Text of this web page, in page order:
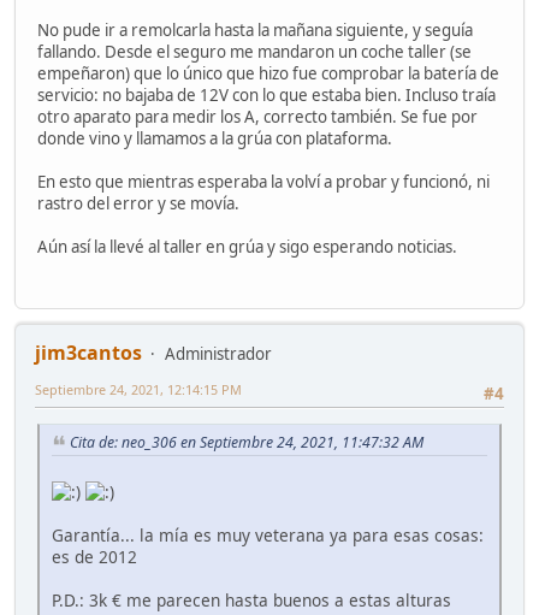
No pude ir a remolcarla hasta la mañana siguiente, y seguía
fallando. Desde el seguro me mandaron un coche taller (se
empeñaron) que lo único que hizo fue comprobar la batería de
servicio: no bajaba de 12V con lo que estaba bien. Incluso traía
otro aparato para medir los A, correcto también. Se fue por
donde vino y llamamos a la grúa con plataforma.
En esto que mientras esperaba la volví a probar y funcionó, ni
rastro del error y se movía.
Aún así la llevé al taller en grúa y sigo esperando noticias.
jim3cantos
Administrador
#4
Septiembre 24, 2021, 12:14:15 PM
Cita de: neo_306 en Septiembre 24, 2021, 11:47:32 AM
Garantía... la mía es muy veterana ya para esas cosas:
es de 2012
P.D.: 3k € me parecen hasta buenos a estas alturas